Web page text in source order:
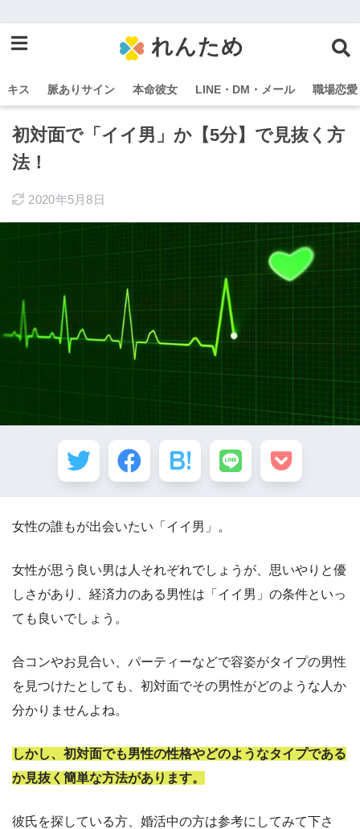
れんため
キス 脈ありサイン 本命彼女 LINE・DM・メール 職場恋愛
初対面で「イイ男」か【5分】で見抜く方
法！
2020年5月8日
女性の誰もが出会いたい「イイ男」。
女性が思う良い男は人それぞれでしょうが、思いやりと優
しさがあり、経済力のある男性は「イイ男」の条件といっ
ても良いでしょう。
合コンやお見合い、パーティーなどで容姿がタイプの男性
を見つけたとしても、初対面でその男性がどのような人か
分かりませんよね。
しかし、初対面でも男性の性格やどのようなタイプである
か見抜く簡単な方法があります。
彼氏を探している方、婚活中の方は参考にしてみて下さ